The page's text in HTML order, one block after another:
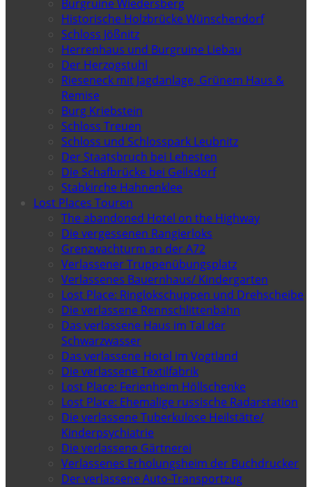
Burgruine Wiedersberg
Historische Holzbrücke Wünschendorf
Schloss Jößnitz
Herrenhaus und Burgruine Liebau
Der Herzogstuhl
Rieseneck mit Jagdanlage, Grünem Haus &
Remise
Burg Kriebstein
Schloss Treuen
Schloss und Schlosspark Leubnitz
Der Staatsbruch bei Lehesten
Die Schafbrücke bei Geilsdorf
Stabkirche Hahnenklee
Lost Places Touren
The abandoned Hotel on the Highway
Die vergessenen Rangierloks
Grenzwachturm an der A72
Verlassener Truppenübungsplatz
Verlassenes Bauernhaus/ Kindergarten
Lost Place: Ringlokschuppen und Drehscheibe
Die verlassene Rennschlittenbahn
Das verlassene Haus im Tal der
Schwarzwasser
Das verlassene Hotel im Vogtland
Die verlassene Textilfabrik
Lost Place: Ferienheim Höllschenke
Lost Place: Ehemalige russische Radarstation
Die verlassene Tuberkulose Heilstätte/
Kinderpsychiatrie
Die verlassene Gärtnerei
Verlassenes Erholungsheim der Buchdrucker
Der verlassene Auto-Transportzug